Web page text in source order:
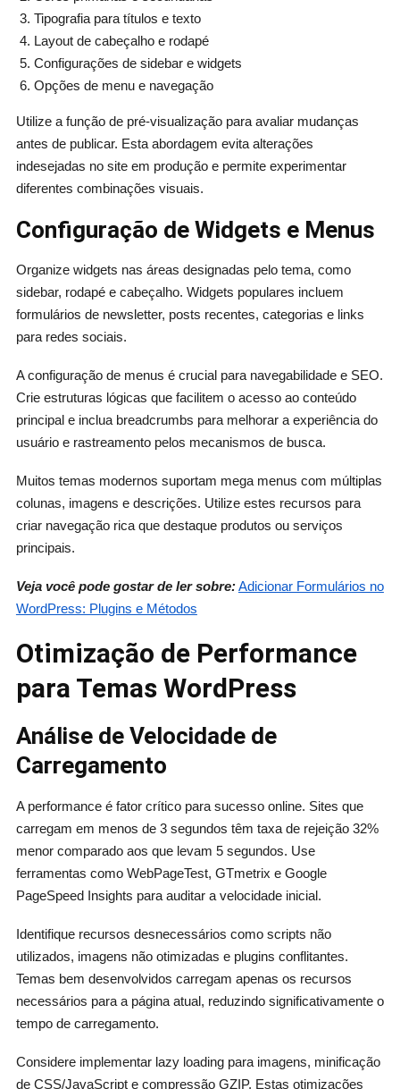
Tipografia para títulos e texto
Layout de cabeçalho e rodapé
Configurações de sidebar e widgets
Opções de menu e navegação
Utilize a função de pré-visualização para avaliar mudanças
antes de publicar. Esta abordagem evita alterações
indesejadas no site em produção e permite experimentar
diferentes combinações visuais.
Configuração de Widgets e Menus
Organize widgets nas áreas designadas pelo tema, como
sidebar, rodapé e cabeçalho. Widgets populares incluem
formulários de newsletter, posts recentes, categorias e links
para redes sociais.
A configuração de menus é crucial para navegabilidade e SEO.
Crie estruturas lógicas que facilitem o acesso ao conteúdo
principal e inclua breadcrumbs para melhorar a experiência do
usuário e rastreamento pelos mecanismos de busca.
Muitos temas modernos suportam mega menus com múltiplas
colunas, imagens e descrições. Utilize estes recursos para
criar navegação rica que destaque produtos ou serviços
principais.
Veja você pode gostar de ler sobre:Adicionar Formulários no
WordPress: Plugins e Métodos
Otimização de Performance
para Temas WordPress
Análise de Velocidade de
Carregamento
A performance é fator crítico para sucesso online. Sites que
carregam em menos de 3 segundos têm taxa de rejeição 32%
menor comparado aos que levam 5 segundos. Use
ferramentas como WebPageTest, GTmetrix e Google
PageSpeed Insights para auditar a velocidade inicial.
Identifique recursos desnecessários como scripts não
utilizados, imagens não otimizadas e plugins conflitantes.
Temas bem desenvolvidos carregam apenas os recursos
necessários para a página atual, reduzindo significativamente o
tempo de carregamento.
Considere implementar lazy loading para imagens, minificação
de CSS/JavaScript e compressão GZIP. Estas otimizações